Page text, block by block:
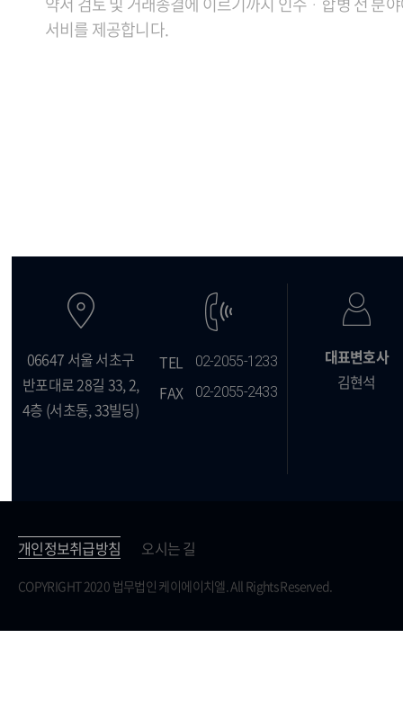
서비를 제공합니다.
06647 서울 서초구
반포대로 28길 33,2,
4층 (서초동, 33빌딩)
TEL 02-2055-1233
FAX 02-2055-2433
대표변호사
김현석
개인정보취급방침 오시는 길
COPYRIGHT 2020 법무법인 케이에이치엘. All Rights Reserved.